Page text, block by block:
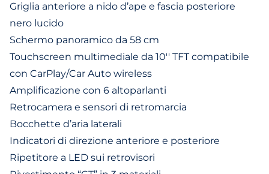
Griglia anteriore a nido d’ape e fascia posteriore
nero lucido
Schermo panoramico da 58 cm
Touchscreen multimediale da 10'' TFT compatibile
con CarPlay/Car Auto wireless
Amplificazione con 6 altoparlanti
Retrocamera e sensori di retromarcia
Bocchette d’aria laterali
Indicatori di direzione anteriore e posteriore
Ripetitore a LED sui retrovisori